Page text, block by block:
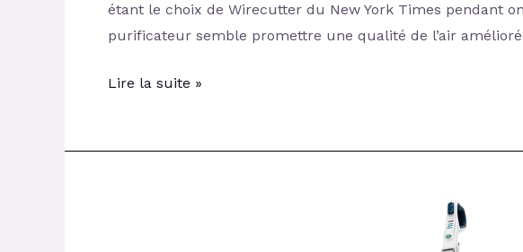
étant le choix de Wirecutter du New York Times pendant
purificateur semble promettre une qualité de l’air
Lire la suite »